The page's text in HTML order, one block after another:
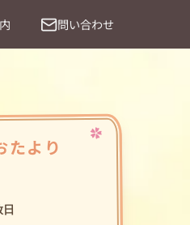
問い合わせ
たより